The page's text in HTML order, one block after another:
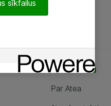
Par Atea
Par Atea
sīkfailus